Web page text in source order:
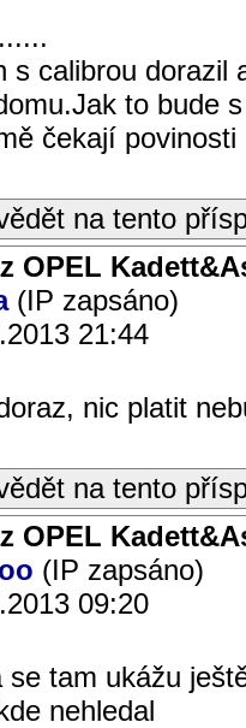
s calibrou dorazil
to bude
čekají povinosti
na tento
OPEL
(IP zapsáno)
21:44
nic platit
na tento
OPEL
(IP zapsáno)
09:20
tam ukážu
nehledal